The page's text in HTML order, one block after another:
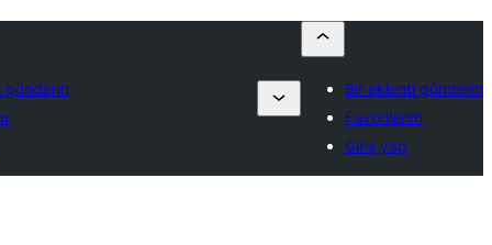
gönderin
Bir eklenti gönderin
Favorilerim
Giriş yap